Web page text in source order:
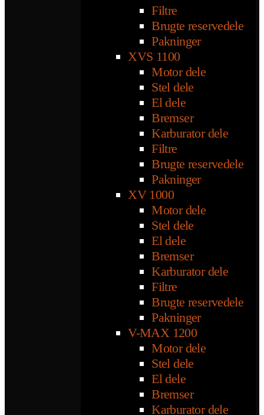
Filtre
Brugte reservedele
Pakninger
XVS 1100
Motor dele
Stel dele
El dele
Bremser
Karburator dele
Filtre
Brugte reservedele
Pakninger
XV 1000
Motor dele
Stel dele
El dele
Bremser
Karburator dele
Filtre
Brugte reservedele
Pakninger
V-MAX 1200
Motor dele
Stel dele
El dele
Bremser
Karburator dele